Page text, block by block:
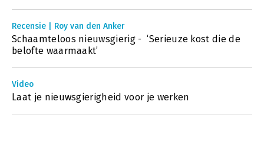
Recensie | Roy van den Anker
Schaamteloos nieuwsgierig - ‘Serieuze kost die de
belofte waarmaakt’
Video
Laat je nieuwsgierigheid voor je werken